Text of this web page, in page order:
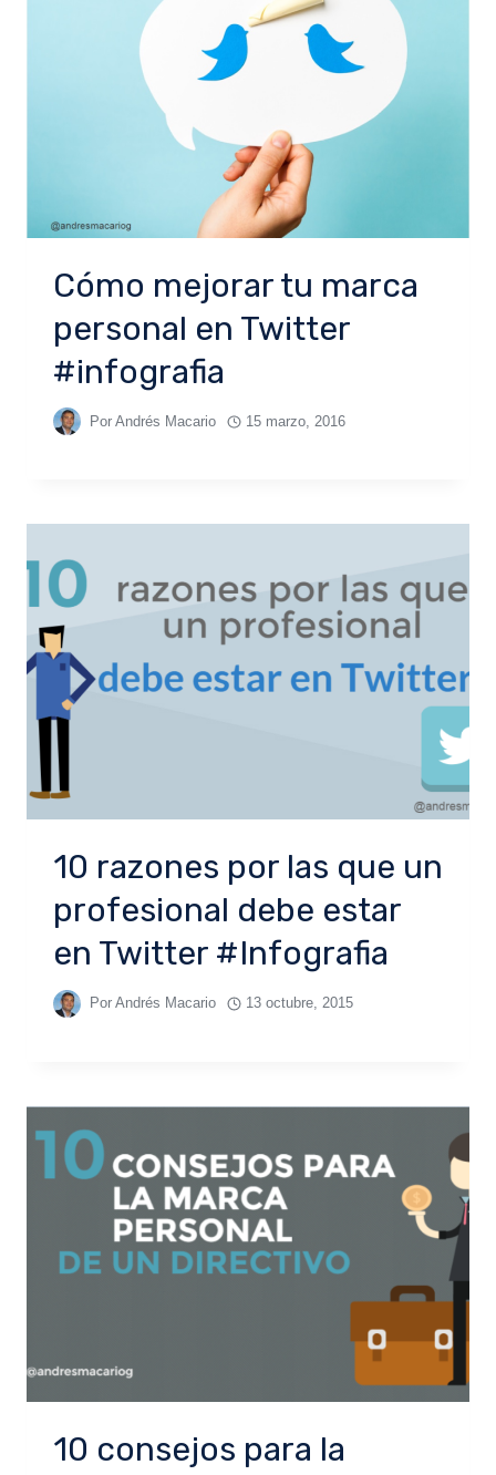
Cómo mejorar tu marca
personal en Twitter
#infografia
Por Andrés Macario 15 marzo, 2016
10 razones por las que un
profesional debe estar
en Twitter #Infografia
Por Andrés Macario 13 octubre, 2015
10 consejos para la